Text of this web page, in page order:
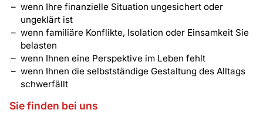
wenn Ihre finanzielle Situation ungesichert oder
ungeklärt ist
wenn familiäre Konflikte, Isolation oder Einsamkeit Sie
belasten
wenn Ihnen eine Perspektive im Leben fehlt
wenn Ihnen die selbstständige Gestaltung des Alltags
schwerfällt
Sie finden bei uns